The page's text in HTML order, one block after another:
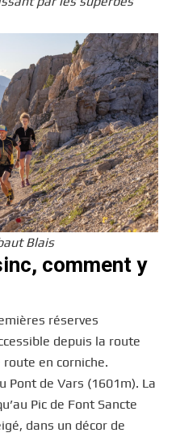
Blais
comment y
réserves
depuis la route
en corniche.
Pont de Vars (1601m). La
Pic de Font Sancte
dans un décor de